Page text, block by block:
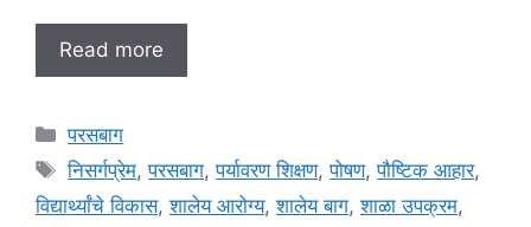
Read more
C
a
e
परसबाग
T
a
निसर्गप्रेम,परसबाग,पर्यावरण शिक्षण,पोषण,पौष्टिक आहार,
विद्यार्थ्यांचे विकास,शालेय आरोग्य,शालेय बाग,शाळा उपक्रम,